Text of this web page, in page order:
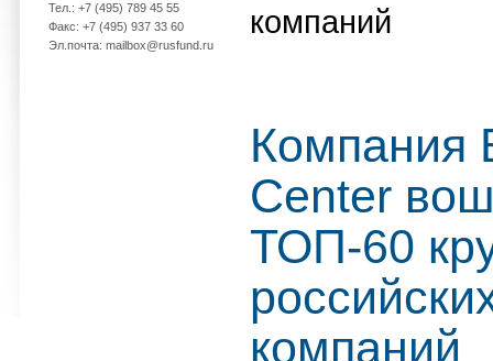
Тел.: +7 (495) 789 45 55
Факс: +7 (495) 937 33 60
Эл.почта: mailbox@rusfund.ru
компаний
Компания
Center
ТОП-60
компаний